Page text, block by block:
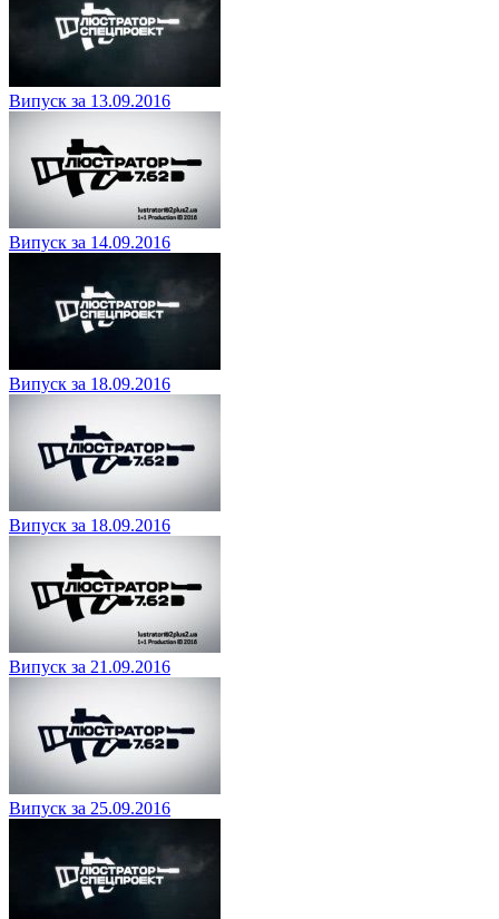
Випуск за 13.09.2016
Випуск за 14.09.2016
Випуск за 18.09.2016
Випуск за 18.09.2016
Випуск за 21.09.2016
Випуск за 25.09.2016